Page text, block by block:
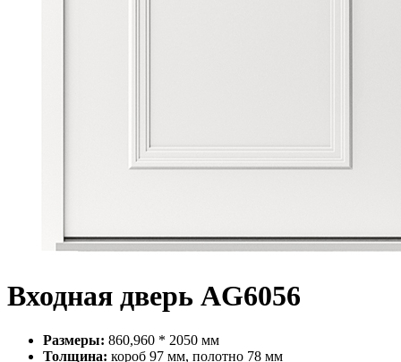
Входная дверь AG6056
Размеры: 860,960 * 2050 мм
Толщина: короб 97 мм, полотно 78 мм